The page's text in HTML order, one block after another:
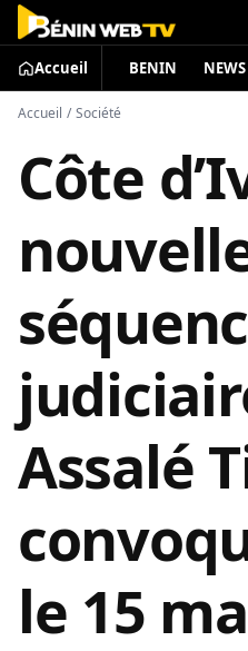
Accueil BENIN NEWS
Accueil / Société
Côte
Assalé
le 15